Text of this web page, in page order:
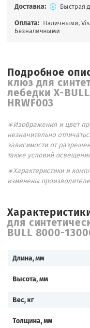
Доставка: Быстрая
Оплата: Наличными,
Безналичными
Подробное
клюз для
лебедки X-
HRWF003
∗Изображения и цвет
незначительно
зависимости от
также условий
∗Характеристики и
изменены
для
BULL 8000-
Длина, мм
Высота, мм
Вес, кг
Толщина, мм